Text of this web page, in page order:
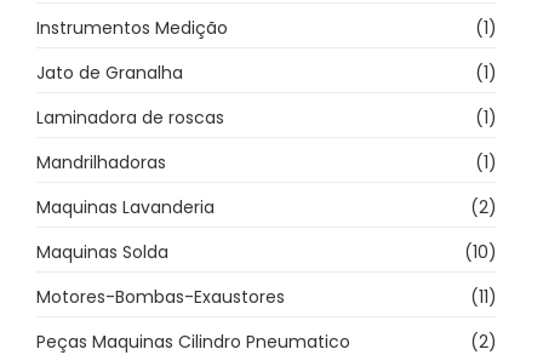
Instrumentos Medição
(1)
Jato de Granalha
(1)
Laminadora de roscas
(1)
Mandrilhadoras
(1)
Maquinas Lavanderia
(2)
Maquinas Solda
(10)
Motores-Bombas-Exaustores
(11)
Peças Maquinas Cilindro Pneumatico
(2)